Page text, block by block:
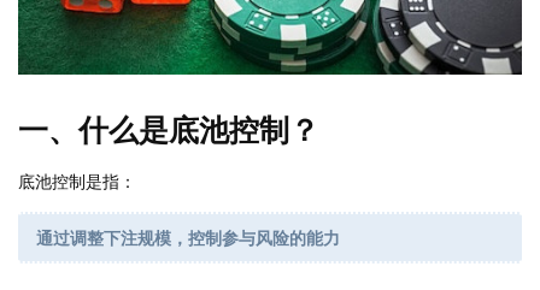
一、什么是底池控制？
底池控制是指：
通过调整下注规模，控制参与风险的能力